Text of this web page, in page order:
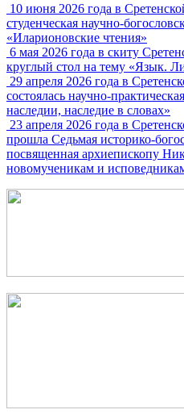
10 июня 2026 года в
студенческая научно-
«Иларионовские чтения»
6 мая 2026 года в скиту
круглый стол на тему «Язык.
29 апреля 2026 года в
состоялась научно-
наследии, наследие в словах»
23 апреля 2026 года в
прошла Седьмая историко-
посвященная архиепископу
новомученикам и